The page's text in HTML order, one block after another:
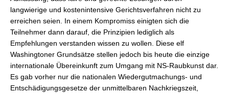
langwierige und kostenintensive Gerichtsverfahren nicht zu
erreichen seien. In einem Kompromiss einigten sich die
Teilnehmer dann darauf, die Prinzipien lediglich als
Empfehlungen verstanden wissen zu wollen. Diese elf
Washingtoner Grundsätze stellen jedoch bis heute die einzige
internationale Übereinkunft zum Umgang mit NS-Raubkunst dar.
Es gab vorher nur die nationalen Wiedergutmachungs- und
Entschädigungsgesetze der unmittelbaren Nachkriegszeit,